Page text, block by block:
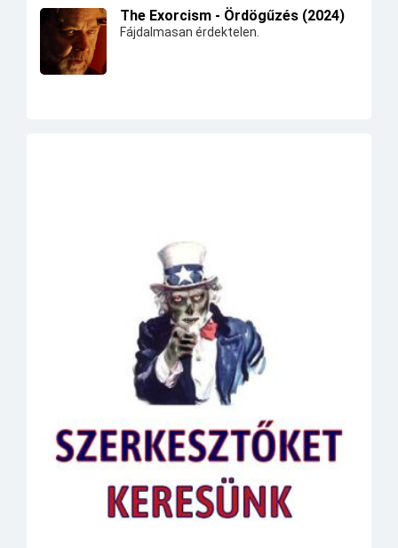
The Exorcism - Ördögűzés (2024)
Fájdalmasan érdektelen.